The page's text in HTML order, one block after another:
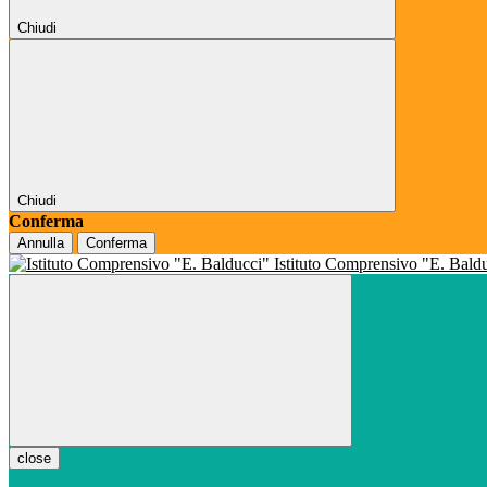
Chiudi
Chiudi
Conferma
Annulla Conferma
Istituto Comprensivo "E.
close